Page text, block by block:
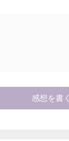
感想を書く